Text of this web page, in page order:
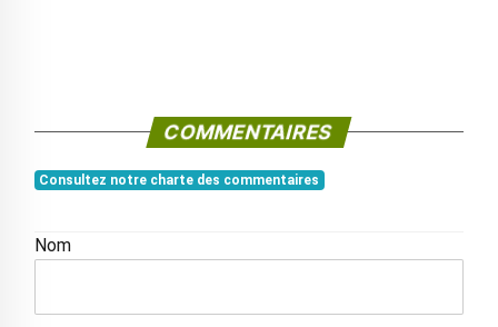
COMMENTAIRES
Consultez notre charte des commentaires
Nom